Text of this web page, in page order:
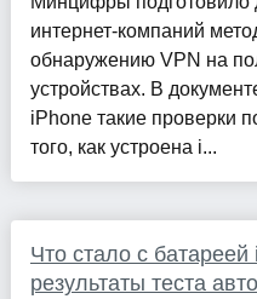
интернет-компаний
обнаружению VPN на
устройствах. В
iPhone такие проверки
того, как устроена i...
Что стало с
результаты теста